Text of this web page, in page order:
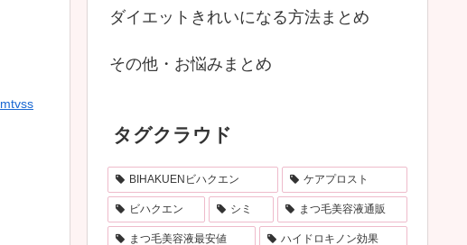
mtvss
ダイエットきれいになる方法まとめ
その他・お悩みまとめ
タグクラウド
BIHAKUENビハクエン ケアプロスト
ビハクエン シミ まつ毛美容液通販
まつ毛美容液最安値 ハイドロキノン効果